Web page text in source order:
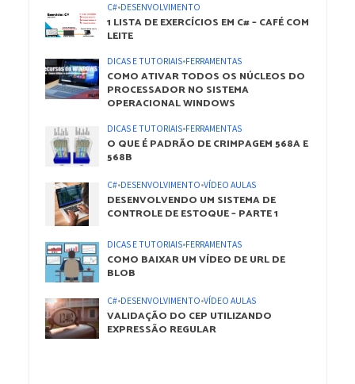
C#•DESENVOLVIMENTO
1 LISTA DE EXERCÍCIOS EM C# – CAFÉ COM
LEITE
DICAS E TUTORIAIS•FERRAMENTAS
COMO ATIVAR TODOS OS NÚCLEOS DO
PROCESSADOR NO SISTEMA
OPERACIONAL WINDOWS
DICAS E TUTORIAIS•FERRAMENTAS
O QUE É PADRÃO DE CRIMPAGEM 568A E
568B
C#•DESENVOLVIMENTO•VÍDEO AULAS
DESENVOLVENDO UM SISTEMA DE
CONTROLE DE ESTOQUE – PARTE 1
DICAS E TUTORIAIS•FERRAMENTAS
COMO BAIXAR UM VÍDEO DE URL DE
BLOB
C#•DESENVOLVIMENTO•VÍDEO AULAS
VALIDAÇÃO DO CEP UTILIZANDO
EXPRESSÃO REGULAR